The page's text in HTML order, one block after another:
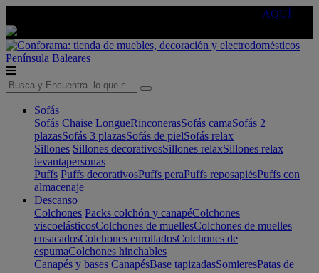
AQUÍ
Península Baleares
Sofás
Sofás Chaise LongueRinconerasSofás camaSofás 2
plazasSofás 3 plazasSofás de pielSofás relax
Sillones Sillones decorativosSillones relaxSillones relax
levantapersonas
Puffs Puffs decorativosPuffs peraPuffs reposapiésPuffs con
almacenaje
Descanso
Colchones Packs colchón y canapéColchones
viscoelásticosColchones de muellesColchones de muelles
ensacadosColchones enrolladosColchones de
espumaColchones hinchables
Canapés y bases CanapésBase tapizadasSomieresPatas de